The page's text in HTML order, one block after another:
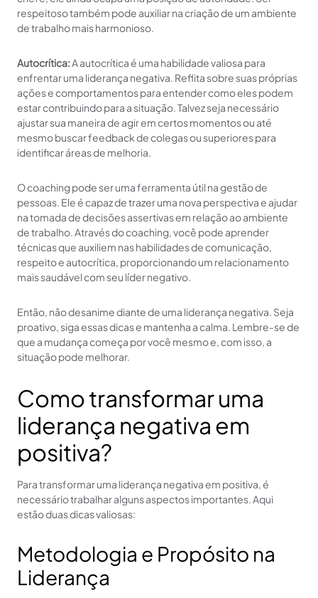
respeitoso também pode auxiliar na criação de um ambiente
de trabalho mais harmonioso.
Autocrítica:A autocrítica é uma habilidade valiosa para
enfrentar uma liderança negativa. Reflita sobre suas próprias
ações e comportamentos para entender como eles podem
estar contribuindo para a situação. Talvez seja necessário
ajustar sua maneira de agir em certos momentos ou até
mesmo buscar feedback de colegas ou superiores para
identificar áreas de melhoria.
O coaching pode ser uma ferramenta útil na gestão de
pessoas. Ele é capaz de trazer uma nova perspectiva e ajudar
na tomada de decisões assertivas em relação ao ambiente
de trabalho. Através do coaching, você pode aprender
técnicas que auxiliem nas habilidades de comunicação,
respeito e autocrítica, proporcionando um relacionamento
mais saudável com seu líder negativo.
Então, não desanime diante de uma liderança negativa. Seja
proativo, siga essas dicas e mantenha a calma. Lembre-se de
que a mudança começa por você mesmo e, com isso, a
situação pode melhorar.
Como transformar uma
liderança negativa em
positiva?
Para transformar uma liderança negativa em positiva, é
necessário trabalhar alguns aspectos importantes. Aqui
estão duas dicas valiosas:
Metodologia e Propósito na
Liderança